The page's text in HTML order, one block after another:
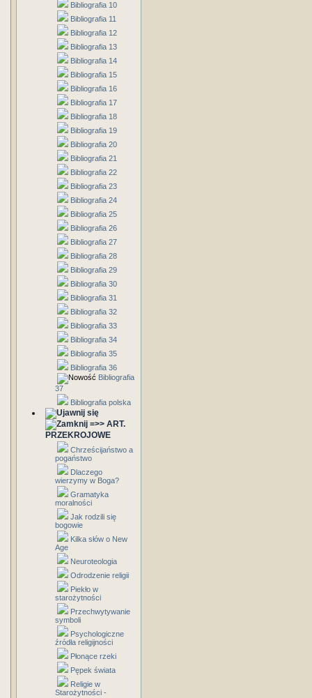
Bibliografia 10
Bibliografia 11
Bibliografia 12
Bibliografia 13
Bibliografia 14
Bibliografia 15
Bibliografia 16
Bibliografia 17
Bibliografia 18
Bibliografia 19
Bibliografia 20
Bibliografia 21
Bibliografia 22
Bibliografia 23
Bibliografia 24
Bibliografia 25
Bibliografia 26
Bibliografia 27
Bibliografia 28
Bibliografia 29
Bibliografia 30
Bibliografia 31
Bibliografia 32
Bibliografia 33
Bibliografia 34
Bibliografia 35
Bibliografia 36
Bibliografia
37
Bibliografia polska
=>> ART.
PRZEKROJOWE
Chrześcijaństwo a
pogaństwo
Dlaczego
wierzymy w Boga?
Gramatyka
moralności
Jak rodzili się
bogowie
Kilka słów o New
Age
Neuroteologia
Odrodzenie religii
Piekło w
starożytności
Przechwytywanie
symboli
Psychologiczne
źródła religijności
Płonące rzeki
Pępek świata
Religie w
Starożytności -